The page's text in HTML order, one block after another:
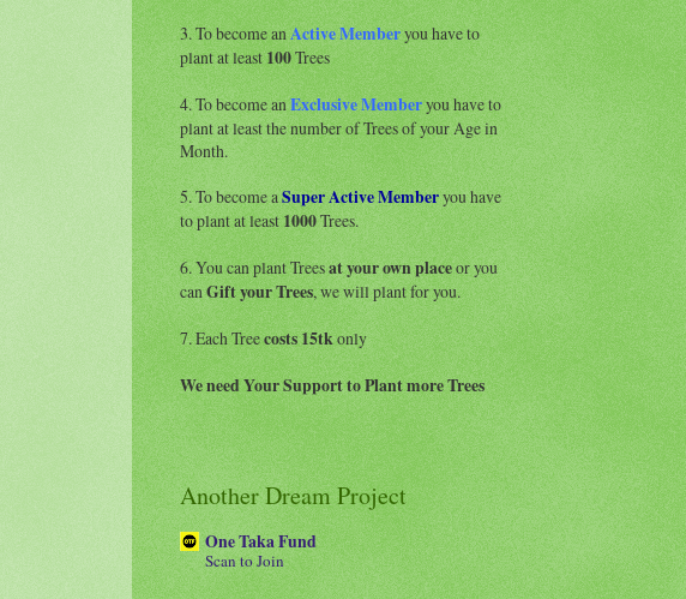
3. To become anActive Memberyou have to
plant at least100Trees
4. To become anExclusive Memberyou have to
plant at least the number of Trees of your Age in
Month.
5. To become aSuper ActiveMemberyou have
to plant at least1000Trees.
6. You can plant Treesat your own placeor you
canGift your Trees, we will plant for you.
7. Each Treecosts 15tkonly
We need Your Support to Plant more Trees
Another Dream Project
One Taka Fund
Scan to Join